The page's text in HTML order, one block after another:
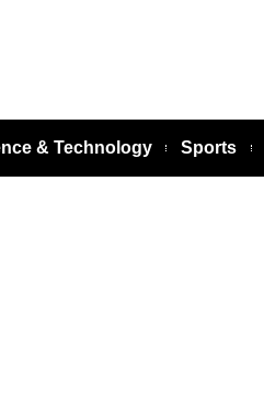
& Technology Sports